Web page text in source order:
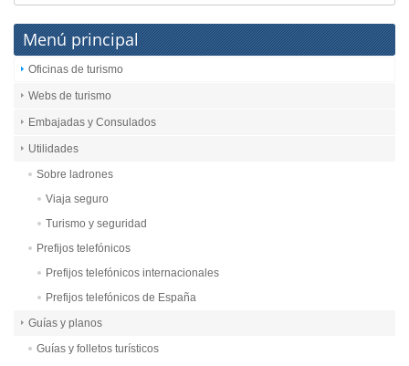
Menú principal
Oficinas de turismo
Webs de turismo
Embajadas y Consulados
Utilidades
Sobre ladrones
Viaja seguro
Turismo y seguridad
Prefijos telefónicos
Prefijos telefónicos internacionales
Prefijos telefónicos de España
Guías y planos
Guías y folletos turísticos